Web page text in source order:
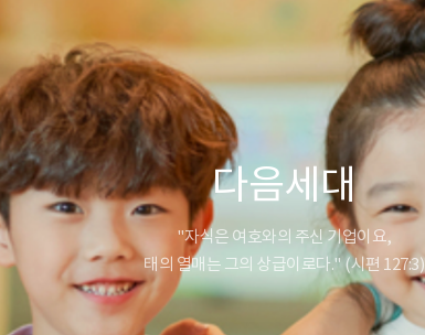
다음세대
"자식은 여호와의 주신 기업이요,
태의 열매는 그의 상급이로다." (시편 127:3)